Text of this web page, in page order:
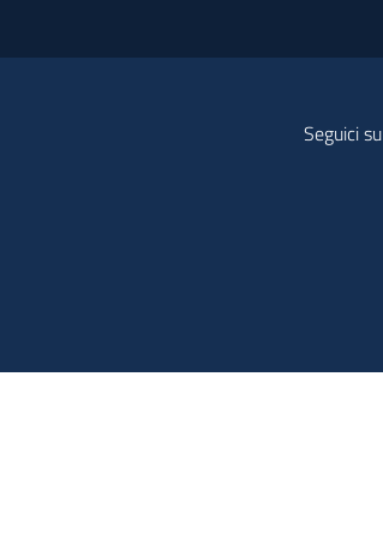
Seguici su